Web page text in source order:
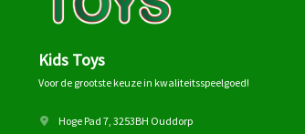
Kids Toys
Voor de grootste keuze in kwaliteitsspeelgoed!
Hoge Pad 7, 3253BH Ouddorp